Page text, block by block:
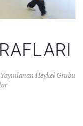
Heykel Grubu